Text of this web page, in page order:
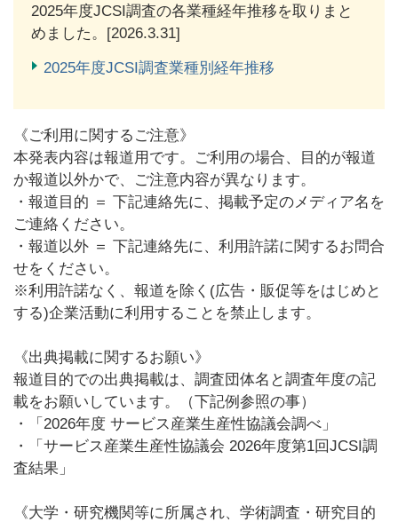
2025年度JCSI調査の各業種経年推移を取りまと
めました。[2026.3.31]
2025年度JCSI調査業種別経年推移
《ご利用に関するご注意》
本発表内容は報道用です。ご利用の場合、目的が報道
か報道以外かで、ご注意内容が異なります。
・報道目的 ＝ 下記連絡先に、掲載予定のメディア名を
ご連絡ください。
・報道以外 ＝ 下記連絡先に、利用許諾に関するお問合
せをください。
※利用許諾なく、報道を除く(広告・販促等をはじめと
する)企業活動に利用することを禁止します。
《出典掲載に関するお願い》
報道目的での出典掲載は、調査団体名と調査年度の記
載をお願いしています。（下記例参照の事）
・「2026年度 サービス産業生産性協議会調べ」
・「サービス産業生産性協議会 2026年度第1回JCSI調
査結果」
《大学・研究機関等に所属され、学術調査・研究目的